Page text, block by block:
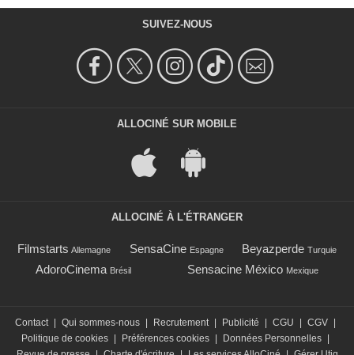
SUIVEZ-NOUS
ALLOCINÉ SUR MOBILE
ALLOCINÉ À L'ÉTRANGER
Filmstarts Allemagne SensaCine Espagne Beyazperde Turquie
AdoroCinema Brésil Sensacine México Mexique
Contact | Qui sommes-nous | Recrutement | Publicité | CGU | CGV |
Politique de cookies | Préférences cookies | Données Personnelles |